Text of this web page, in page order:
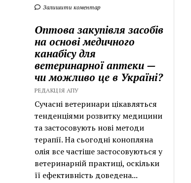
Залишити коментар
Оптова закупівля засобів
на основі медичного
канабісу для
ветеринарної аптеки —
чи можливо це в Україні?
РЕДАКЦІЯ АПУ
Сучасні ветеринари цікавляться
тенденціями розвитку медицини
та застосовують нові методи
терапії. На сьогодні конопляна
олія все частіше застосовуються у
ветеринарній практиці, оскільки
її ефективність доведена...